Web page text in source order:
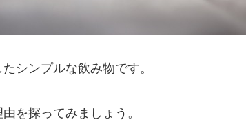
シンプルな飲み物です。
を探ってみましょう。